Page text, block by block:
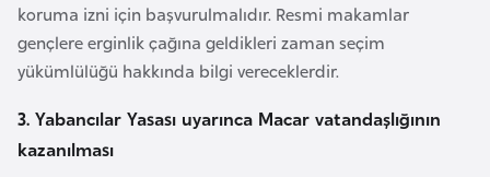
koruma izni için başvurulmalıdır. Resmi makamlar
gençlere erginlik çağına geldikleri zaman seçim
yükümlülüğü hakkında bilgi vereceklerdir.
3. Yabancılar Yasası uyarınca Macar vatandaşlığının
kazanılması
B
e
l
ç
i